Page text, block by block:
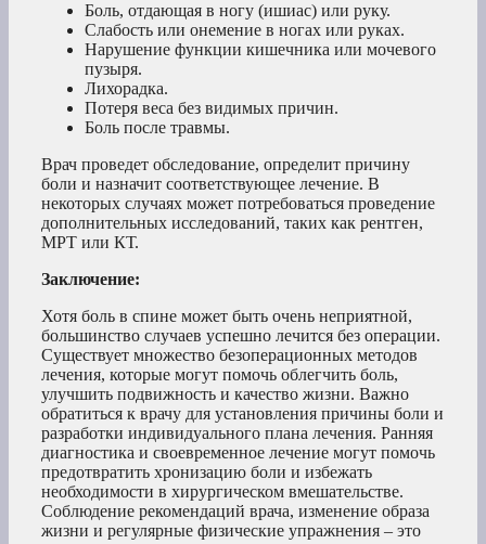
Боль, отдающая в ногу (ишиас) или руку.
Слабость или онемение в ногах или руках.
Нарушение функции кишечника или мочевого
пузыря.
Лихорадка.
Потеря веса без видимых причин.
Боль после травмы.
Врач проведет обследование, определит причину
боли и назначит соответствующее лечение. В
некоторых случаях может потребоваться проведение
дополнительных исследований, таких как рентген,
МРТ или КТ.
Заключение:
Хотя боль в спине может быть очень неприятной,
большинство случаев успешно лечится без операции.
Существует множество безоперационных методов
лечения, которые могут помочь облегчить боль,
улучшить подвижность и качество жизни. Важно
обратиться к врачу для установления причины боли и
разработки индивидуального плана лечения. Ранняя
диагностика и своевременное лечение могут помочь
предотвратить хронизацию боли и избежать
необходимости в хирургическом вмешательстве.
Соблюдение рекомендаций врача, изменение образа
жизни и регулярные физические упражнения – это